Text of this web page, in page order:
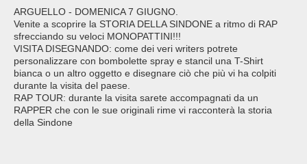
CONTACTS
PRESS
ARGUELLO - DOMENICA 7 GIUGNO.
Venite a scoprire la STORIA DELLA SINDONE a ritmo di RAP
sfrecciando su veloci MONOPATTINI!!!
VISITA DISEGNANDO: come dei veri writers potrete
personalizzare con bombolette spray e stancil una T-Shirt
bianca o un altro oggetto e disegnare ciò che più vi ha colpiti
durante la visita del paese.
RAP TOUR: durante la visita sarete accompagnati da un
RAPPER che con le sue originali rime vi racconterà la storia
della Sindone